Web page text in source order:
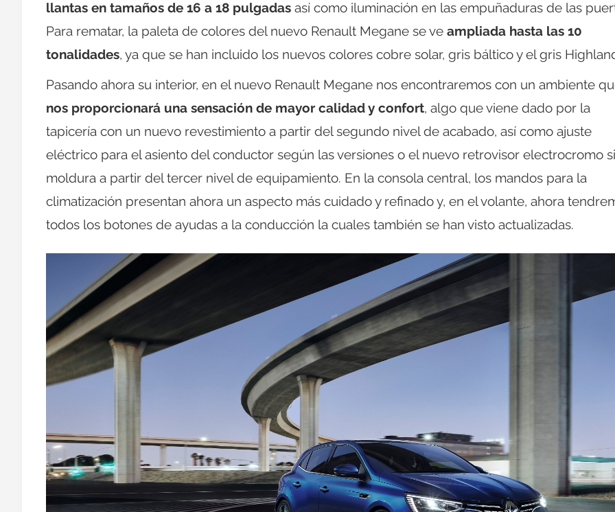
llantas en tamaños de 16 a 18 pulgadas así como iluminación en las empuñaduras de las
Para rematar, la paleta de colores del nuevo Renault Megane se ve ampliada hasta las 10
tonalidades, ya que se han incluido los nuevos colores cobre solar, gris báltico y el gris
Pasando ahora su interior, en el nuevo Renault Megane nos encontraremos con un ambiente
nos proporcionará una sensación de mayor calidad y confort, algo que viene dado por la
tapicería con un nuevo revestimiento a partir del segundo nivel de acabado, así como ajuste
eléctrico para el asiento del conductor según las versiones o el nuevo retrovisor electrocromo
moldura a partir del tercer nivel de equipamiento. En la consola central, los mandos para la
climatización presentan ahora un aspecto más cuidado y refinado y, en el volante, ahora
todos los botones de ayudas a la conducción la cuales también se han visto actualizadas.